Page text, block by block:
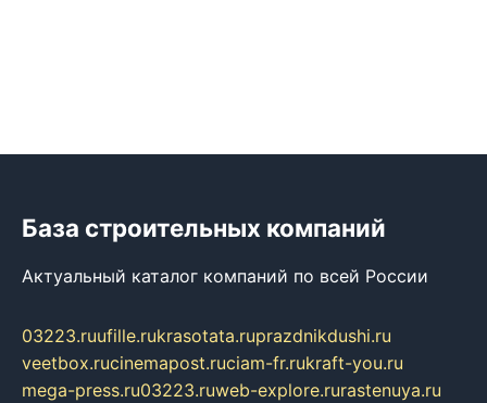
База строительных компаний
Актуальный каталог компаний по всей России
03223.ruufille.rukrasotata.ruprazdnikdushi.ru
veetbox.rucinemapost.ruciam-fr.rukraft-you.ru
mega-press.ru03223.ruweb-explore.rurastenuya.ru